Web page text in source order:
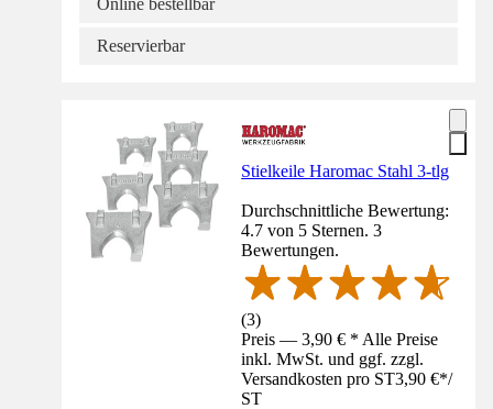
Reservierbar
Stielkeile Haromac Stahl 3-tlg
Durchschnittliche Bewertung:
4.7 von 5 Sternen. 3
Bewertungen.
(3)
Preis — 3,90 € * Alle Preise
inkl. MwSt. und ggf. zzgl.
Versandkosten pro ST3,90 €*/
ST